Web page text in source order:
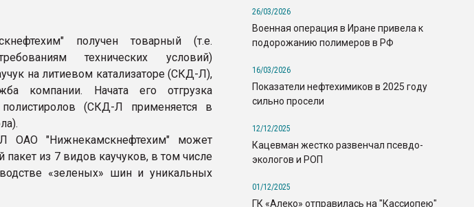
получен товарный (т.е.
технических условий)
на литиевом катализаторе (СКД-Л),
компании. Начата его отгрузка
(СКД-Л применяется в
ОАО "Нижнекамскнефтехим" может
из 7 видов каучуков, в том числе
«зеленых» шин и уникальных
26/03/2026
Военная операция в Иране привела к
подорожанию полимеров в РФ
16/03/2026
Показатели нефтехимиков в 2025 году
сильно просели
12/12/2025
Кацевман жестко развенчал псевдо-
экологов и РОП
01/12/2025
ГК «Алеко» отправилась на "Кассиопею"